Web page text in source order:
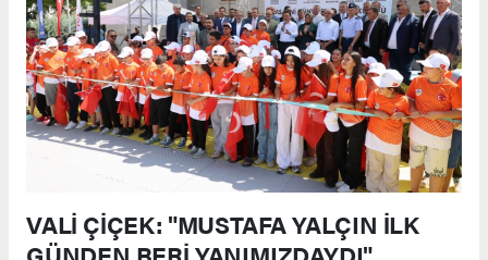
VALİ ÇİÇEK: "MUSTAFA YALÇIN İLK